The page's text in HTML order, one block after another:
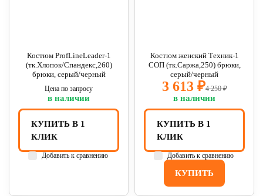
Костюм ProfLineLeader-1
(тк.Хлопок/Спандекс,260)
брюки, серый/черный
Цена по запросу
в наличии
КУПИТЬ В 1
КЛИК
Добавить к сравнению
Костюм женский Техник-1
СОП (тк.Саржа,250) брюки,
серый/черный
3 613 ₽4 250 ₽
в наличии
КУПИТЬ
КУПИТЬ В 1
КЛИК
Добавить к сравнению